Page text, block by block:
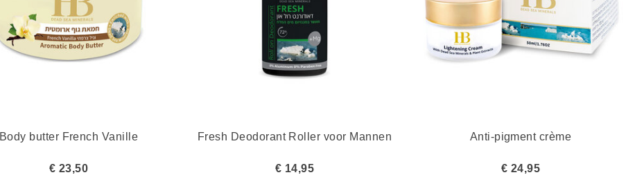
Body butter French Vanille
€ 23,50
Fresh Deodorant Roller voor Mannen
€ 14,95
Anti-pigment crème
€ 24,95